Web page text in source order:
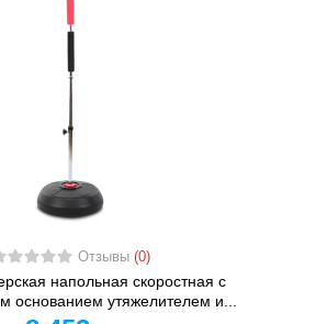
Отзывы (0)
напольная скоростная с
основанием утяжелителем и...